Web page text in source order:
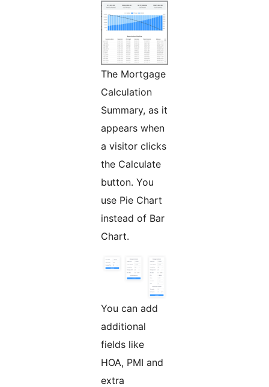
The Mortgage
Calculation
Summary, as it
appears when
a visitor clicks
the Calculate
button. You
use Pie Chart
instead of Bar
Chart.
You can add
additional
fields like
HOA, PMI and
extra